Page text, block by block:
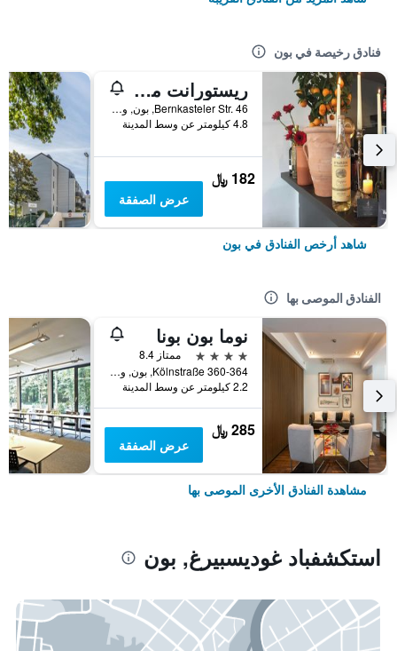
فنادق رخيصة في بون
ريستورانت موتل فريسدورفر هوف
Bernkasteler Str. 46, بون, ولاية شمال الراين وستفاليا, ألمانيا
4.8 كيلومتر عن وسط المدينة
182 ﷼
عرض الصفقة
شاهد أرخص الفنادق في بون
الفنادق الموصى بها
نوما بون بونا
4 نجوم
ممتاز 8.4
Kölnstraße 360-364, بون, ولاية شمال الراين وستفاليا, ألمانيا
2.2 كيلومتر عن وسط المدينة
285 ﷼
عرض الصفقة
مشاهدة الفنادق الأخرى الموصى بها
استكشفباد غوديسبيرغ, بون